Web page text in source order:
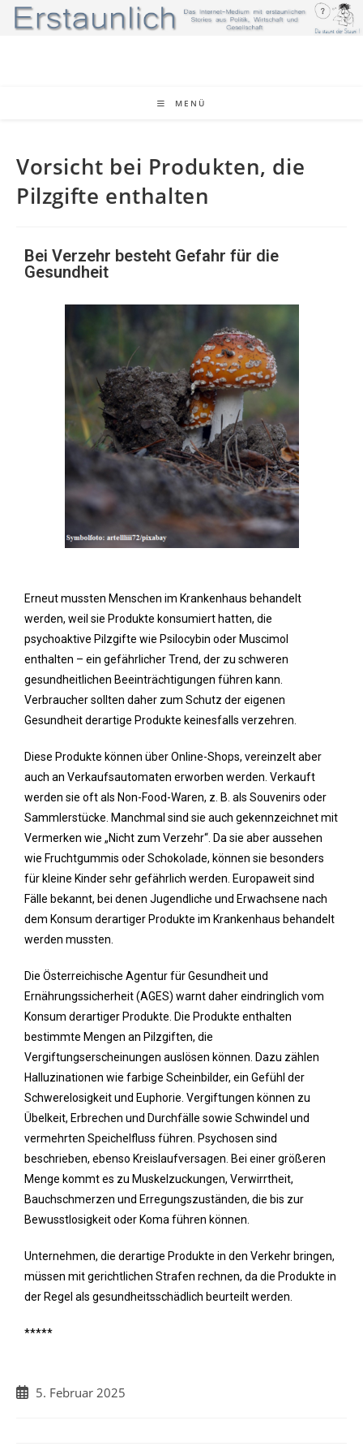
MENÜ
Vorsicht bei Produkten, die
Pilzgifte enthalten
Bei Verzehr besteht Gefahr für die
Gesundheit
Erneut mussten Menschen im Krankenhaus behandelt
werden, weil sie Produkte konsumiert hatten, die
psychoaktive Pilzgifte wie Psilocybin oder Muscimol
enthalten – ein gefährlicher Trend, der zu schweren
gesundheitlichen Beeinträchtigungen führen kann.
Verbraucher sollten daher zum Schutz der eigenen
Gesundheit derartige Produkte keinesfalls verzehren.
Diese Produkte können über Online-Shops, vereinzelt aber
auch an Verkaufsautomaten erworben werden. Verkauft
werden sie oft als Non-Food-Waren, z. B. als Souvenirs oder
Sammlerstücke. Manchmal sind sie auch gekennzeichnet mit
Vermerken wie „Nicht zum Verzehr“. Da sie aber aussehen
wie Fruchtgummis oder Schokolade, können sie besonders
für kleine Kinder sehr gefährlich werden. Europaweit sind
Fälle bekannt, bei denen Jugendliche und Erwachsene nach
dem Konsum derartiger Produkte im Krankenhaus behandelt
werden mussten.
Die Österreichische Agentur für Gesundheit und
Ernährungssicherheit (AGES) warnt daher eindringlich vom
Konsum derartiger Produkte. Die Produkte enthalten
bestimmte Mengen an Pilzgiften, die
Vergiftungserscheinungen auslösen können. Dazu zählen
Halluzinationen wie farbige Scheinbilder, ein Gefühl der
Schwerelosigkeit und Euphorie. Vergiftungen können zu
Übelkeit, Erbrechen und Durchfälle sowie Schwindel und
vermehrten Speichelfluss führen. Psychosen sind
beschrieben, ebenso Kreislaufversagen. Bei einer größeren
Menge kommt es zu Muskelzuckungen, Verwirrtheit,
Bauchschmerzen und Erregungszuständen, die bis zur
Bewusstlosigkeit oder Koma führen können.
Unternehmen, die derartige Produkte in den Verkehr bringen,
müssen mit gerichtlichen Strafen rechnen, da die Produkte in
der Regel als gesundheitsschädlich beurteilt werden.
*****
5. Februar 2025